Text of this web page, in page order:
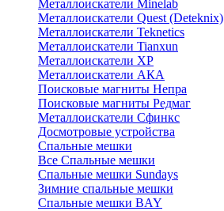
Металлоискатели Minelab
Металлоискатели Quest (Deteknix)
Металлоискатели Teknetics
Металлоискатели Tianxun
Металлоискатели XP
Металлоискатели АКА
Поисковые магниты Непра
Поисковые магниты Редмаг
Металлоискатели Сфинкс
Досмотровые устройства
Спальные мешки
Все Спальные мешки
Спальные мешки Sundays
Зимние спальные мешки
Спальные мешки BAY